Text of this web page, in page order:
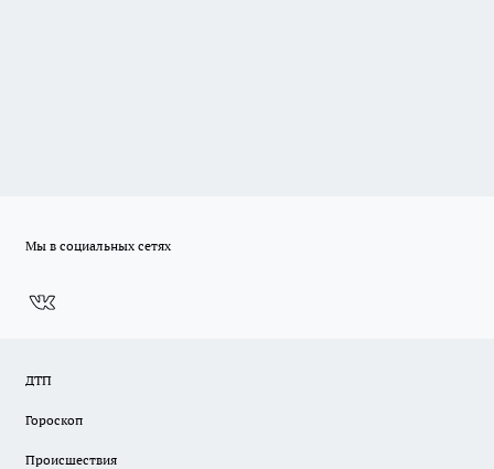
Мы в социальных сетях
ДТП
Гороскоп
Происшествия